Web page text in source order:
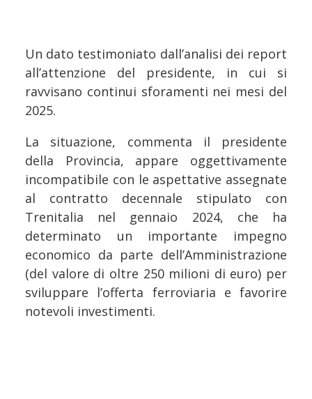
Un dato testimoniato dall’analisi dei report
all’attenzione del presidente, in cui si
ravvisano continui sforamenti nei mesi del
2025.
La situazione, commenta il presidente
della Provincia, appare oggettivamente
incompatibile con le aspettative assegnate
al contratto decennale stipulato con
Trenitalia nel gennaio 2024, che ha
determinato un importante impegno
economico da parte dell’Amministrazione
(del valore di oltre 250 milioni di euro) per
sviluppare l’offerta ferroviaria e favorire
notevoli investimenti.